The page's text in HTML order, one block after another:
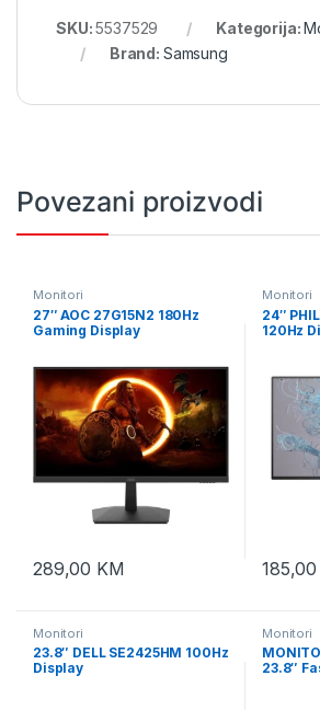
SKU:5537529 Kategorija:
Brand: Samsung
Povezani proizvodi
Monitori
27″ AOC 27G15N2 180Hz
Gaming Display
289,00 KM
Monitori
24″
120Hz
185,00
Monitori
23.8″ DELL SE2425HM 100Hz
Display
Monitori
23.8″